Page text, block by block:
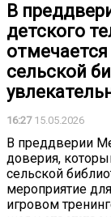
В
детского
сельской
16:2715.05.2026
В преддверии
доверия,
сельской
мероприятие
игровом